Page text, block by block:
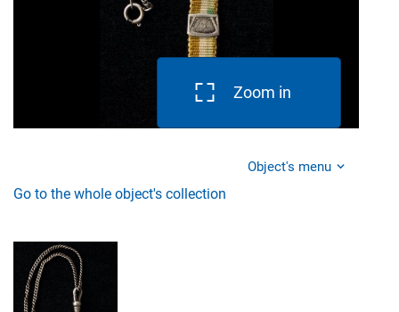
Zoom in
Object's menu
Go to the whole object's collection